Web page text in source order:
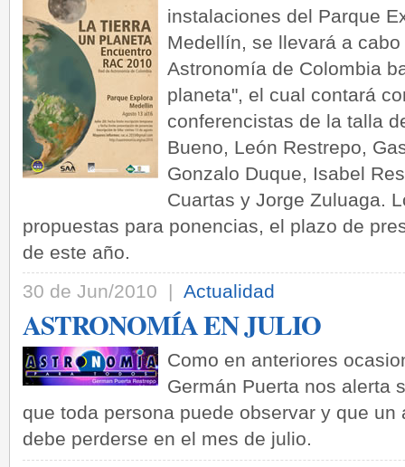
instalaciones del Parque
Medellín, se llevará a
Astronomía de Colombia
planeta", el cual contará
conferencistas de la talla
Bueno, León Restrepo,
Gonzalo Duque, Isabel
Cuartas y Jorge Zuluaga.
propuestas para ponencias, el plazo de
de este año.
30 de Jun/2010 | Actualidad
ASTRONOMÍA EN JULIO
Como en anteriores
Germán Puerta nos alerta
que toda persona puede observar y que
debe perderse en el mes de julio.